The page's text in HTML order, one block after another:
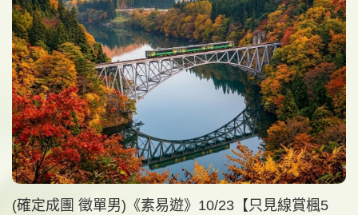
(確定成團 徵單男)《素易遊》10/23【只見線賞楓5